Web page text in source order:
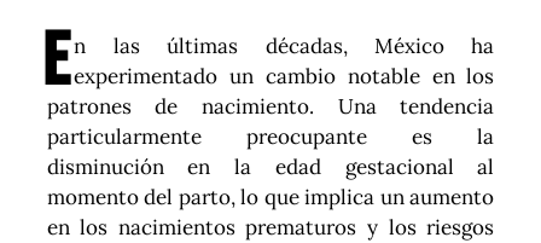
En las últimas décadas, México ha
experimentado un cambio notable en los
patrones de nacimiento. Una tendencia
particularmente preocupante es la
disminución en la edad gestacional al
momento del parto, lo que implica un aumento
en los nacimientos prematuros y los riesgos